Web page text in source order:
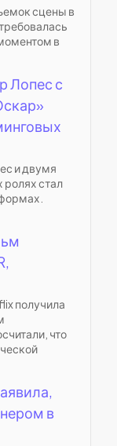
сцены в
в
Лопес с
и двумя
стал
получила
что
в